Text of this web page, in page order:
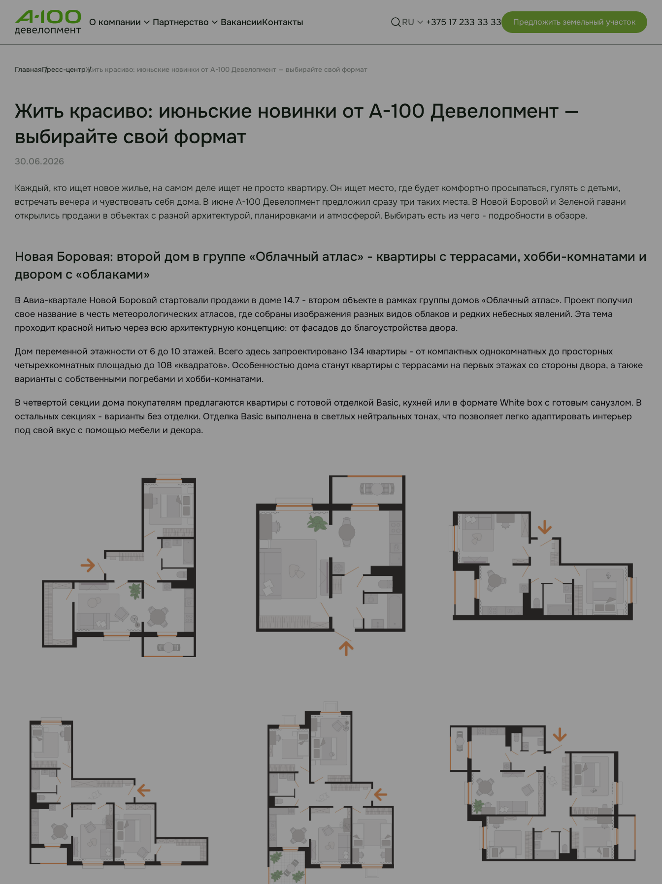
О компании Партнерство ВакансииКонтакты RU +375 17 233 33 33 Предложить земельный участок
ГлавнаяПресс-центрЖить красиво: июньские новинки от А-100 Девелопмент — выбирайте свой формат
Жить красиво: июньские новинки от А-100 Девелопмент —
выбирайте свой формат
30.06.2026
Каждый, кто ищет новое жилье, на самом деле ищет не просто квартиру. Он ищет место, где будет комфортно просыпаться, гулять с детьми,
встречать вечера и чувствовать себя дома. В июне А-100 Девелопмент предложил сразу три таких места. В Новой Боровой и Зеленой гавани
открылись продажи в объектах с разной архитектурой, планировками и атмосферой. Выбирать есть из чего - подробности в обзоре.
Новая Боровая: второй дом в группе «Облачный атлас» - квартиры с террасами, хобби-комнатами и
двором с «облаками»
В Авиа-квартале Новой Боровой стартовали продажи в доме 14.7 - втором объекте в рамках группы домов «Облачный атлас». Проект получил
свое название в честь метеорологических атласов, где собраны изображения разных видов облаков и редких небесных явлений. Эта тема
проходит красной нитью через всю архитектурную концепцию: от фасадов до благоустройства двора.
Дом переменной этажности от 6 до 10 этажей. Всего здесь запроектировано 134 квартиры - от компактных однокомнатных до просторных
четырехкомнатных площадью до 108 «квадратов». Особенностью дома станут квартиры с террасами на первых этажах со стороны двора, а также
варианты с собственными погребами и хобби-комнатами.
В четвертой секции дома покупателям предлагаются квартиры с готовой отделкой Basic, кухней или в формате White box с готовым санузлом. В
остальных секциях - варианты без отделки. Отделка Basic выполнена в светлых нейтральных тонах, что позволяет легко адаптировать интерьер
под свой вкус с помощью мебели и декора.